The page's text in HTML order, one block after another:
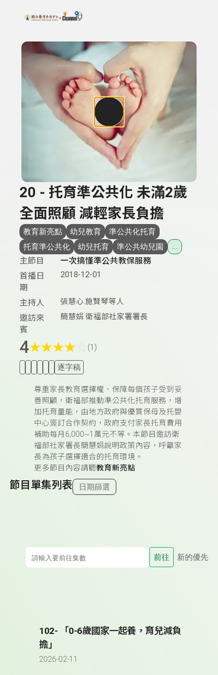
上方功能區塊
搜尋關鍵字：可輸入節目名稱、主持人或關鍵字
20 - 托育準公共化 未滿2歲
全面照顧 減輕家長負擔
教育新亮點 幼兒教育
準公共化托育
托育準公共化
幼兒托育 準公共幼兒園
主節目
一次搞懂準公共教保服務
首播日
期
2018-12-01
主持人 張慧心.施賢琴等人
邀訪來
賓
簡慧娟 衛福部社家署署長
4★★★★ (1)
逐字稿
尊重家長教育選擇權、保障每個孩子受到妥
善照顧，衛福部推動準公共化托育服務，增
加托育量能，由地方政府與優質保母及托嬰
中心簽訂合作契約，政府支付家長托育費用
補助每月6,000~1萬元不等。本節目邀訪衛
福部社家署長簡慧娟說明政策內容，呼籲家
長為孩子選擇適合的托育環境。
更多節目內容請聽教育新亮點
節目單集列表 日期篩選
前往 新的優先
102- 「0-6歲國家一起養，育兒減負
擔」
2026-02-11